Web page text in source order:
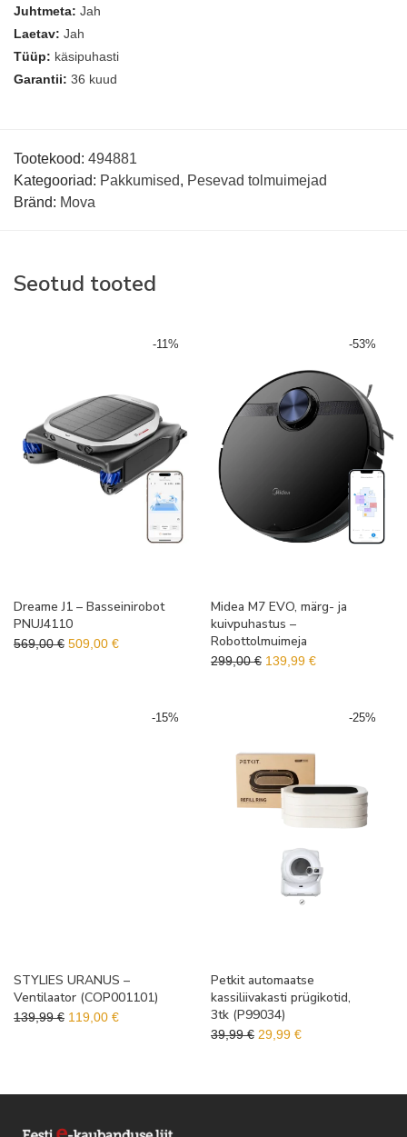
Juhtmeta: Jah
Laetav: Jah
Tüüp: käsipuhasti
Garantii: 36 kuud
Tootekood: 494881
Kategooriad: Pakkumised, Pesevad tolmuimejad
Bränd: Mova
Seotud tooted
-11%
Dreame J1 – Basseinirobot
PNUJ4110
569,00€ Algne hind oli: 569,00 €.
509,00 €Praegune hind on: 509,00 €.
-53%
Midea M7 EVO, märg- ja
kuivpuhastus –
Robottolmuimeja
299,00€ Algne hind oli: 299,00 €.
139,99 €Praegune hind
-15%
STYLIES URANUS –
Ventilaator (COP001101)
139,99€ Algne hind oli: 139,99 €.
119,00 €Praegune hind on: 119,00 €.
-25%
Petkit automaatse
kassiliivakasti prügikotid,
3tk (P99034)
39,99€ Algne hind oli: 39,99 €.
29,99 €Praegune hind